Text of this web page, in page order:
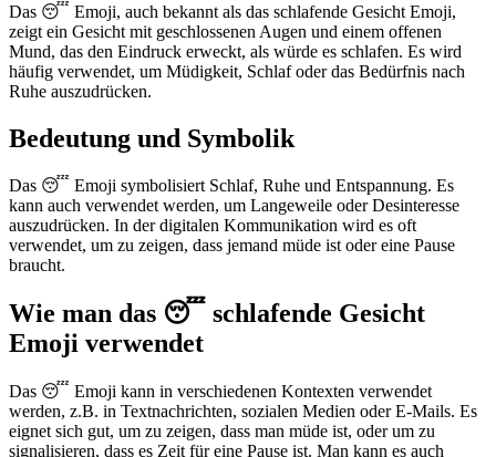
Das 😴 Emoji, auch bekannt als das schlafende Gesicht Emoji,
zeigt ein Gesicht mit geschlossenen Augen und einem offenen
Mund, das den Eindruck erweckt, als würde es schlafen. Es wird
häufig verwendet, um Müdigkeit, Schlaf oder das Bedürfnis nach
Ruhe auszudrücken.
Bedeutung und Symbolik
Das 😴 Emoji symbolisiert Schlaf, Ruhe und Entspannung. Es
kann auch verwendet werden, um Langeweile oder Desinteresse
auszudrücken. In der digitalen Kommunikation wird es oft
verwendet, um zu zeigen, dass jemand müde ist oder eine Pause
braucht.
Wie man das 😴 schlafende Gesicht
Emoji verwendet
Das 😴 Emoji kann in verschiedenen Kontexten verwendet
werden, z.B. in Textnachrichten, sozialen Medien oder E-Mails. Es
eignet sich gut, um zu zeigen, dass man müde ist, oder um zu
signalisieren, dass es Zeit für eine Pause ist. Man kann es auch